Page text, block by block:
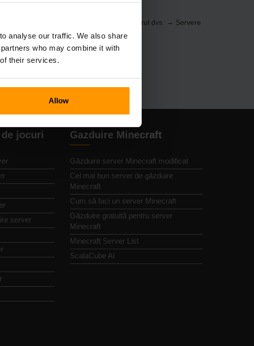
analyse our traffic. We also share
who may combine it with
their services.
Allow
(Servere → Selectați serverul dvs. → Servere
jocuri
server
Gazduire Minecraft
Găzduire server Minecraft modificat
Cel mai bun server de găzduire
Minecraft
Cum să faci un server Minecraft
Găzduire gratuită pentru server
Minecraft
Minecraft Server List
ScalaCube AI